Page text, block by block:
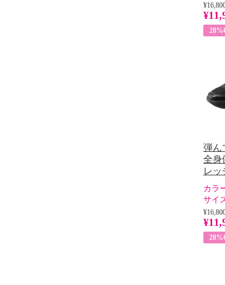
弾ん
全身
レ
カラ
サイ